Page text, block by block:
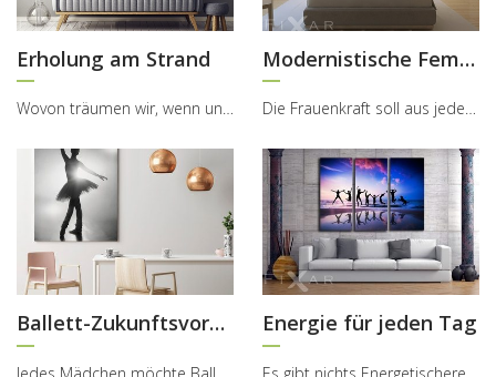
Erholung am Strand
Wovon träumen wir, wenn unser Urlaub zu Ende ist und die Sonne hinter den Wolken versteckt? Von d...
Modernistische Femme fatale
Die Frauenkraft soll aus jeder Ecke deines Hauses ausströmen. Behandle aber das schöne Geschlecht...
Ballett-Zukunftsvorstellung Energie für jeden Tag